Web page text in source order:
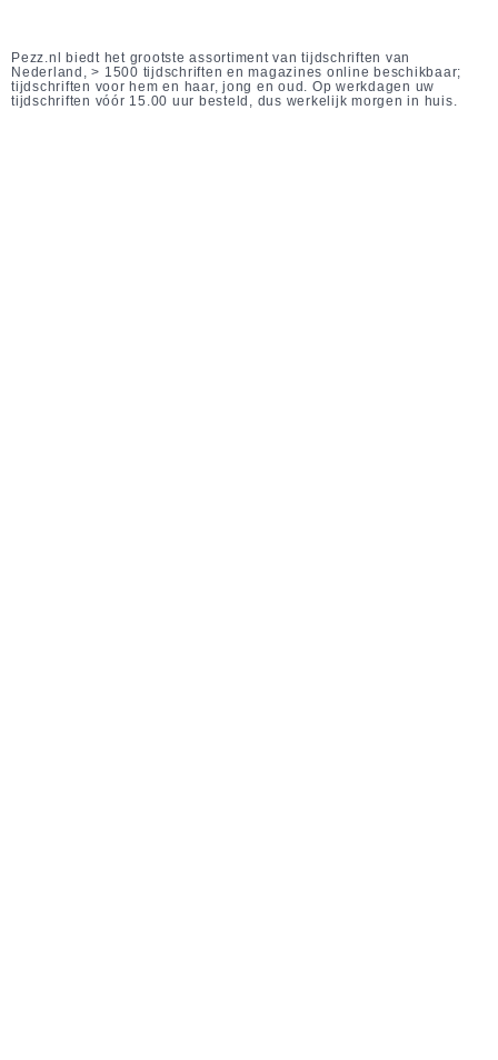
Pezz.nl biedt het grootste assortiment van tijdschriften van
Nederland, > 1500 tijdschriften en magazines online beschikbaar;
tijdschriften voor hem en haar, jong en oud. Op werkdagen uw
tijdschriften vóór 15.00 uur besteld, dus werkelijk morgen in huis.